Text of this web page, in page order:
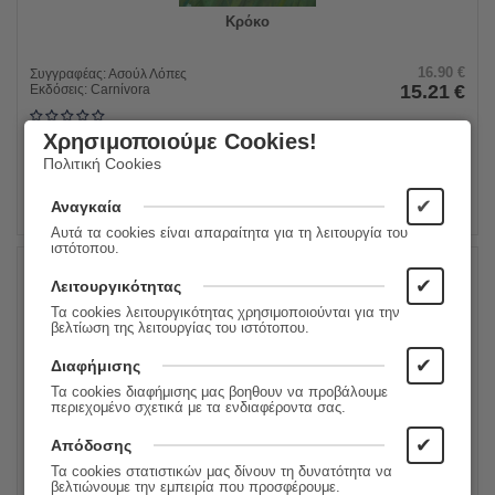
Κρόκο
Συγγραφέας: Ασούλ Λόπες
Εκδόσεις: Carnίvora
16.90 €
15.21 €
ΠΡΟΣΘΗΚΗ ΣΤΟ ΚΑΛΑΘΙ
Χρησιμοποιούμε Cookies!
Πολιτική Cookies
Αναγκαία ✔
Αυτά τα cookies είναι απαραίτητα για τη λειτουργία του
ιστότοπου.
Λειτουργικότητας ✔
Τα cookies λειτουργικότητας χρησιμοποιούνται για την
βελτίωση της λειτουργίας του ιστότοπου.
Διαφήμισης ✔
Τα cookies διαφήμισης μας βοηθουν να προβάλουμε
περιεχομένο σχετικά με τα ενδιαφέροντα σας.
Απόδοσης ✔
Τα cookies στατιστικών μας δίνουν τη δυνατότητα να
βελτιώνουμε την εμπειρία που προσφέρουμε.